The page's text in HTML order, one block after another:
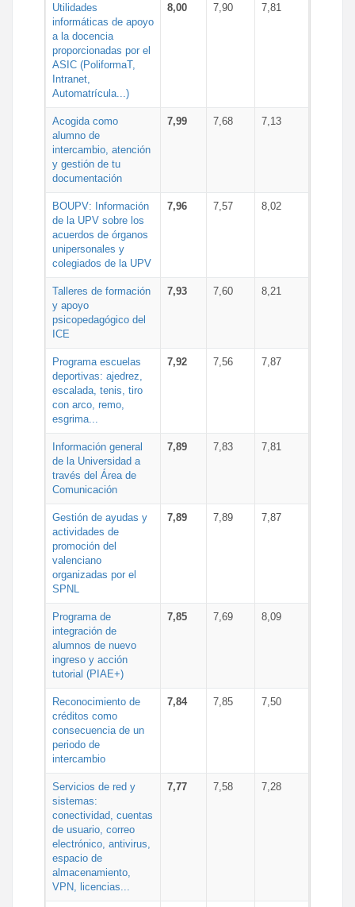
Utilidades
informáticas de apoyo
a la docencia
proporcionadas por el
ASIC (PoliformaT,
Intranet,
Automatrícula...)
8,00 7,90 7,81
Acogida como
alumno de
intercambio, atención
y gestión de tu
documentación
7,99 7,68 7,13
BOUPV: Información
de la UPV sobre los
acuerdos de órganos
unipersonales y
colegiados de la UPV
7,96 7,57 8,02
Talleres de formación
y apoyo
psicopedagógico del
ICE
7,93 7,60 8,21
Programa escuelas
deportivas: ajedrez,
escalada, tenis, tiro
con arco, remo,
esgrima...
7,92 7,56 7,87
Información general
de la Universidad a
través del Área de
Comunicación
7,89 7,83 7,81
Gestión de ayudas y
actividades de
promoción del
valenciano
organizadas por el
SPNL
7,89 7,89 7,87
Programa de
integración de
alumnos de nuevo
ingreso y acción
tutorial (PIAE+)
7,85 7,69 8,09
Reconocimiento de
créditos como
consecuencia de un
periodo de
intercambio
7,84 7,85 7,50
Servicios de red y
sistemas:
conectividad, cuentas
de usuario, correo
electrónico, antivirus,
espacio de
almacenamiento,
VPN, licencias...
7,77 7,58 7,28